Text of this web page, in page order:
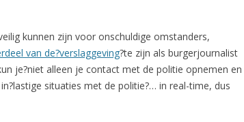
kunnen zijn voor onschuldige omstanders,
van de?verslaggeving?te zijn als burgerjournalist
je?niet alleen je contact met de politie opnemen en
situaties met de politie?… in real-time, dus